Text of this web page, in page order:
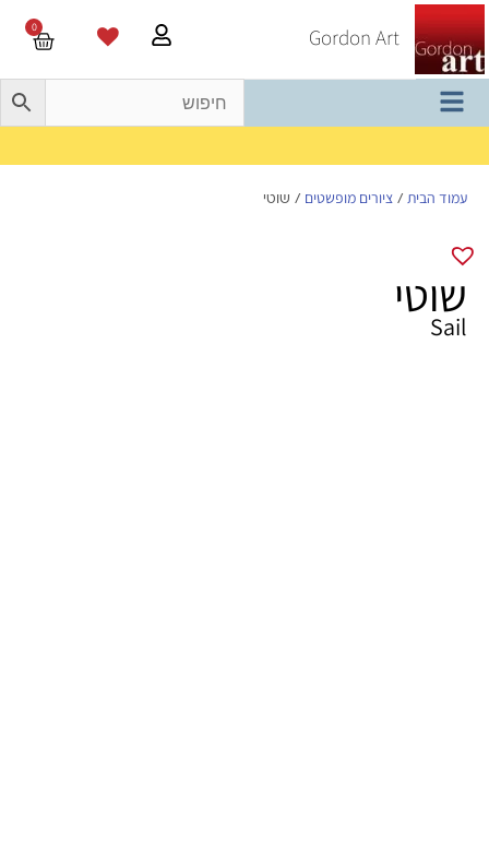
Gordon Art
0
עמוד הבית / ציורים מופשטים / שוטי
שוטי
Sail